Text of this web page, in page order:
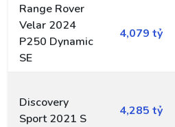
Range Rover
Velar 2024
P250 Dynamic
SE
4,079 tỷ
Discovery
Sport 2021 S
4,285 tỷ